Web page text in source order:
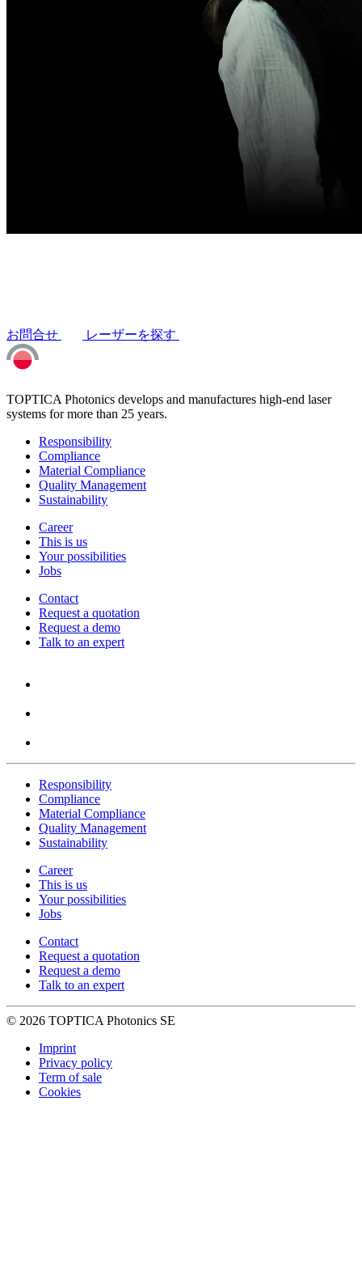
お問合せ レーザーを探す
TOPTICA Photonics develops and manufactures high-end laser
systems for more than 25 years.
Responsibility
Compliance
Material Compliance
Quality Management
Sustainability
Career
This is us
Your possibilities
Jobs
Contact
Request a quotation
Request a demo
Talk to an expert
Responsibility
Compliance
Material Compliance
Quality Management
Sustainability
Career
This is us
Your possibilities
Jobs
Contact
Request a quotation
Request a demo
Talk to an expert
© 2026 TOPTICA Photonics SE
Imprint
Privacy policy
Term of sale
Cookies